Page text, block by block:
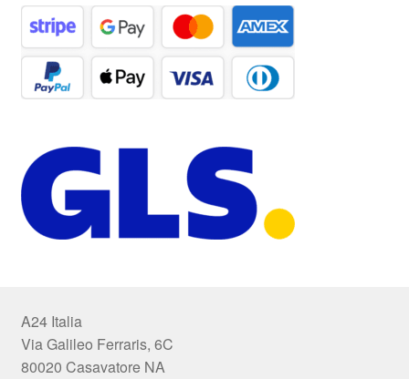
A24 Italia
Via Galileo Ferraris, 6C
80020 Casavatore NA